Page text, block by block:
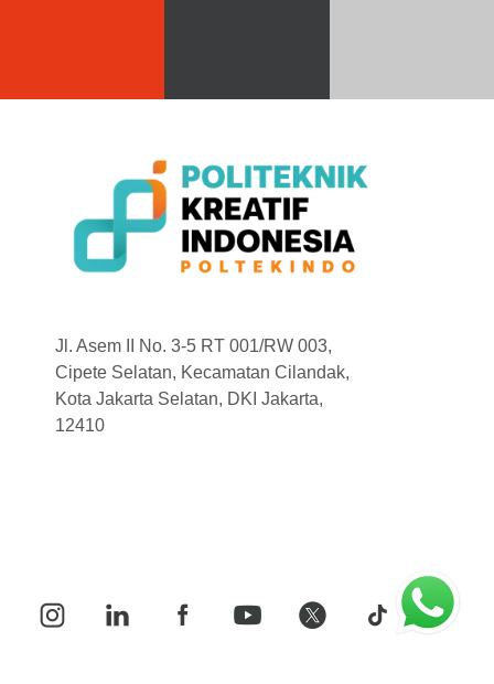
Jl. Asem II No. 3-5 RT 001/RW 003,
Cipete Selatan, Kecamatan Cilandak,
Kota Jakarta Selatan, DKI Jakarta,
12410